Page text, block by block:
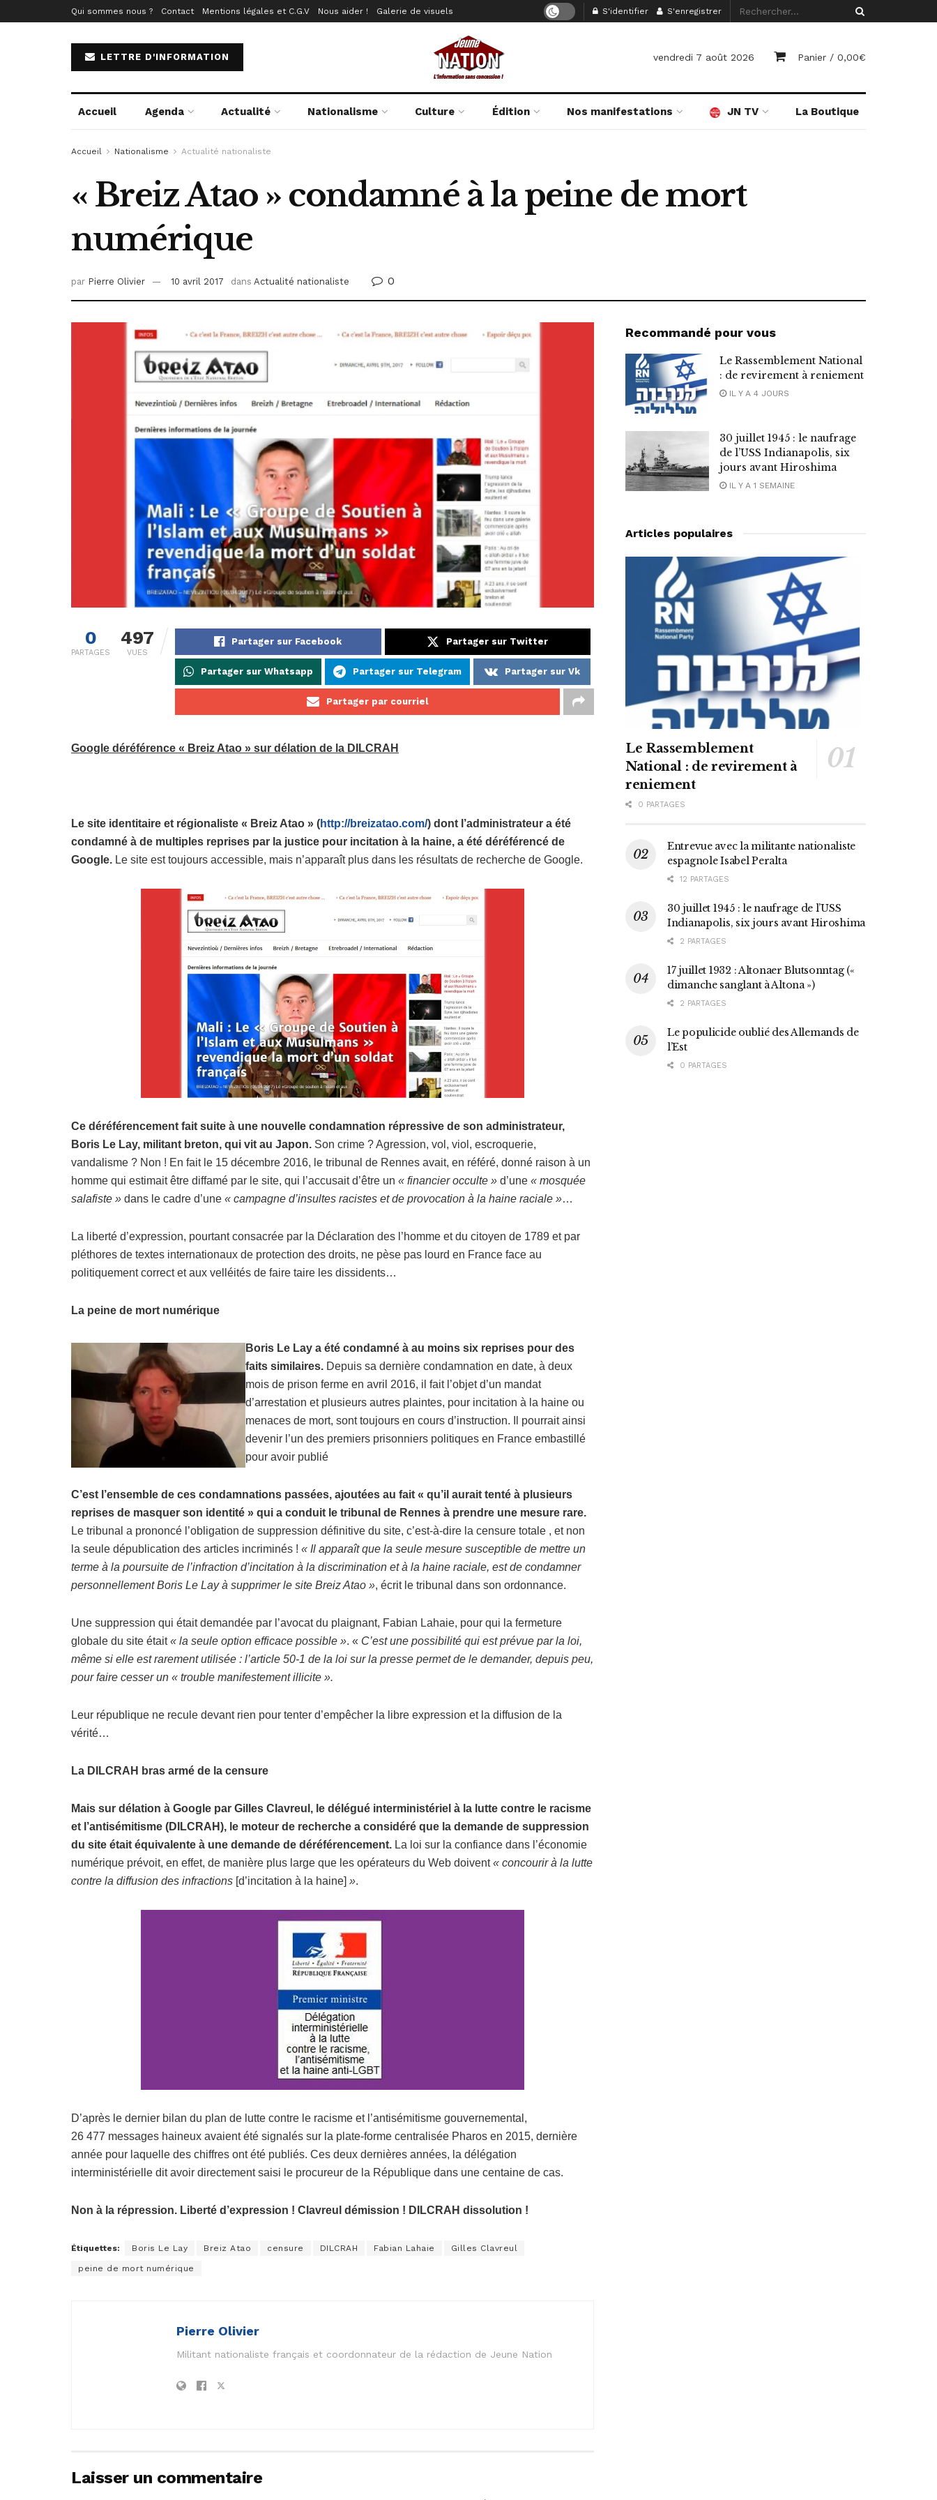
Qui sommes nous ? Contact Mentions légales et C.G.V Nous aider ! Galerie de visuels S'identifier S'enregistrer
LETTRE D'INFORMATION vendredi 7 août 2026 Panier / 0,00€
Accueil Agenda Actualité Nationalisme Culture Édition Nos manifestations JN TV La Boutique
Accueil Nationalisme Actualité nationaliste
« Breiz Atao » condamné à la peine de mort
numérique
par Pierre Olivier 10 avril 2017 dans Actualité nationaliste 0
0
PARTAGES
497
VUES
Partager sur Facebook Partager sur Twitter
Partager sur Whatsapp Partager sur Telegram Partager sur Vk
Partager par courriel
Google déréférence « Breiz Atao » sur délation de la DILCRAH
Le site identitaire et régionaliste « Breiz Atao » (http://breizatao.com/) dont l’administrateur a été
condamné à de multiples reprises par la justice pour incitation à la haine, a été déréférencé de
Google. Le site est toujours accessible, mais n’apparaît plus dans les résultats de recherche de Google.
Ce déréférencement fait suite à une nouvelle condamnation répressive de son administrateur,
Boris Le Lay, militant breton, qui vit au Japon. Son crime ? Agression, vol, viol, escroquerie,
vandalisme ? Non ! En fait le 15 décembre 2016, le tribunal de Rennes avait, en référé, donné raison à un
homme qui estimait être diffamé par le site, qui l’accusait d’être un « financier occulte » d’une « mosquée
salafiste » dans le cadre d’une « campagne d’insultes racistes et de provocation à la haine raciale »…
La liberté d’expression, pourtant consacrée par la Déclaration des l’homme et du citoyen de 1789 et par
pléthores de textes internationaux de protection des droits, ne pèse pas lourd en France face au
politiquement correct et aux velléités de faire taire les dissidents…
La peine de mort numérique
Boris Le Lay a été condamné à au moins six reprises pour des
faits similaires. Depuis sa dernière condamnation en date, à deux
mois de prison ferme en avril 2016, il fait l’objet d’un mandat
d’arrestation et plusieurs autres plaintes, pour incitation à la haine ou
menaces de mort, sont toujours en cours d’instruction. Il pourrait ainsi
devenir l’un des premiers prisonniers politiques en France embastillé
pour avoir publié
C’est l’ensemble de ces condamnations passées, ajoutées au fait « qu’il aurait tenté à plusieurs
reprises de masquer son identité » qui a conduit le tribunal de Rennes à prendre une mesure rare.
Le tribunal a prononcé l’obligation de suppression définitive du site, c’est-à-dire la censure totale , et non
la seule dépublication des articles incriminés ! « Il apparaît que la seule mesure susceptible de mettre un
terme à la poursuite de l’infraction d’incitation à la discrimination et à la haine raciale, est de condamner
personnellement Boris Le Lay à supprimer le site Breiz Atao », écrit le tribunal dans son ordonnance.
Une suppression qui était demandée par l’avocat du plaignant, Fabian Lahaie, pour qui la fermeture
globale du site était« la seule option efficace possible ». « C’est une possibilité qui est prévue par la loi,
même si elle est rarement utilisée : l’article 50-1 de la loi sur la presse permet de le demander, depuis peu,
pour faire cesser un « trouble manifestement illicite ».
Leur république ne recule devant rien pour tenter d’empêcher la libre expression et la diffusion de la
vérité…
La DILCRAH bras armé de la censure
Mais sur délation à Google par Gilles Clavreul, le délégué interministériel à la lutte contre le racisme
et l’antisémitisme (DILCRAH), le moteur de recherche a considéré que la demande de suppression
du site était équivalente à une demande de déréférencement. La loi sur la confiance dans l’économie
numérique prévoit, en effet, de manière plus large que les opérateurs du Web doivent« concourir à la lutte
contre la diffusion des infractions [d’incitation à la haine] ».
D’après le dernier bilan du plan de lutte contre le racisme et l’antisémitisme gouvernemental,
26 477 messages haineux avaient été signalés sur la plate-forme centralisée Pharos en 2015, dernière
année pour laquelle des chiffres ont été publiés. Ces deux dernières années, la délégation
interministérielle dit avoir directement saisi le procureur de la République dans une centaine de cas.
Non à la répression. Liberté d’expression ! Clavreul démission ! DILCRAH dissolution !
Étiquettes: Boris Le Lay Breiz Atao censure DILCRAH Fabian Lahaie Gilles Clavreul
peine de mort numérique
Pierre Olivier
Militant nationaliste français et coordonnateur de la rédaction de Jeune Nation
Laisser un commentaire
Recommandé pour vous
Le Rassemblement National
: de revirement à reniement
IL Y A 4 JOURS
30 juillet 1945 : le naufrage
de l’USS Indianapolis, six
jours avant Hiroshima
IL Y A 1 SEMAINE
Articles populaires
Le Rassemblement
National : de revirement à
reniement
0 PARTAGES
Entrevue avec la militante nationaliste
espagnole Isabel Peralta
12 PARTAGES
30 juillet 1945 : le naufrage de l’USS
Indianapolis, six jours avant Hiroshima
2 PARTAGES
17 juillet 1932 : Altonaer Blutsonntag («
dimanche sanglant à Altona »)
2 PARTAGES
Le populicide oublié des Allemands de
l’Est
0 PARTAGES